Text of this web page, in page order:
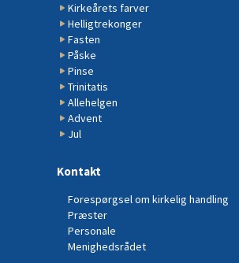
Kirkeårets farver
Helligtrekonger
Fasten
Påske
Pinse
Trinitatis
Allehelgen
Advent
Jul
Kontakt
Forespørgsel om kirkelig handling
Præster
Personale
Menighedsrådet